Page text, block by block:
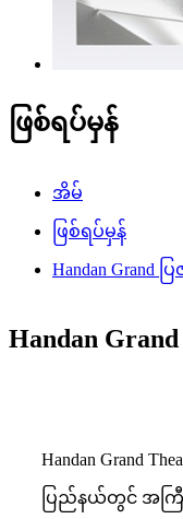
ဖြစ်ရပ်မှန်
အိမ်
ဖြစ်ရပ်မှန်
Handan Grand ပ
Handan
Handan Grand
ပြည်နယ်တွင် အကြီ